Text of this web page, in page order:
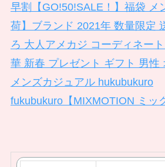
早割【GO!50!SALE！】福袋 メ
荷】ブランド 2021年 数量限定
ろ 大人アメカジ コーディネー
華 新春 プレゼント ギフト 男性
メンズカジュアル hukubukuro
fukubukuro【MIXMOTION ミッ